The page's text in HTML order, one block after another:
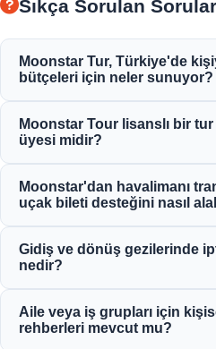
Sıkça Sorulan Sorular
Moonstar Tur, Türkiye'de
bütçeleri için neler sunuyor?
çeşitli kişiselleştirilmiş
uygun, paranızın karşılığını
Moonstar Tour lisanslı bir
üyesi midir?
acentesidir ve TÜRSAB'ın
Birliği) gururlu bir üyesidir ve
Moonstar'dan havalimanı
uçak bileti desteğini nasıl
rezervasyonlarını doğrudan
7/24 müşteri destek ekibimizle
Gidiş ve dönüş gezilerinde
nedir?
öncesine kadar ücretsiz iptale
politikaları sunuyoruz.
Aile veya iş grupları için
rehberleri mevcut mu?